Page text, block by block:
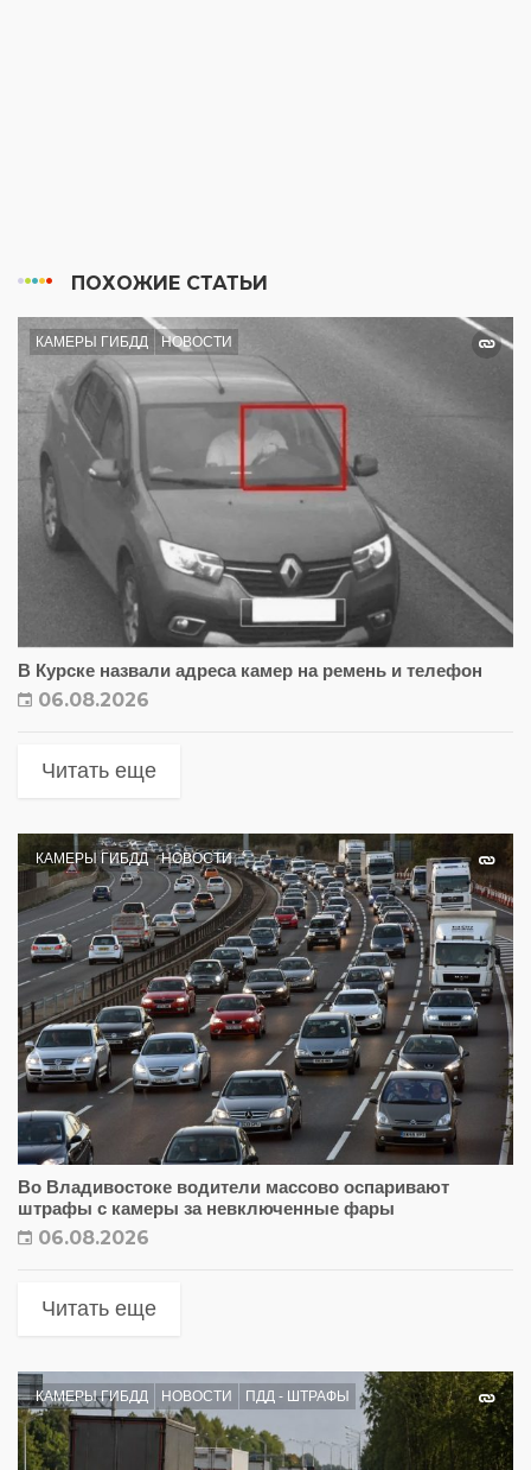
ПОХОЖИЕ СТАТЬИ
КАМЕРЫ ГИБДД НОВОСТИ
В Курске назвали адреса камер на ремень и телефон
06.08.2026
Читать еще
КАМЕРЫ ГИБДД НОВОСТИ
Во Владивостоке водители массово оспаривают
штрафы с камеры за невключенные фары
06.08.2026
Читать еще
КАМЕРЫ ГИБДД НОВОСТИ ПДД - ШТРАФЫ